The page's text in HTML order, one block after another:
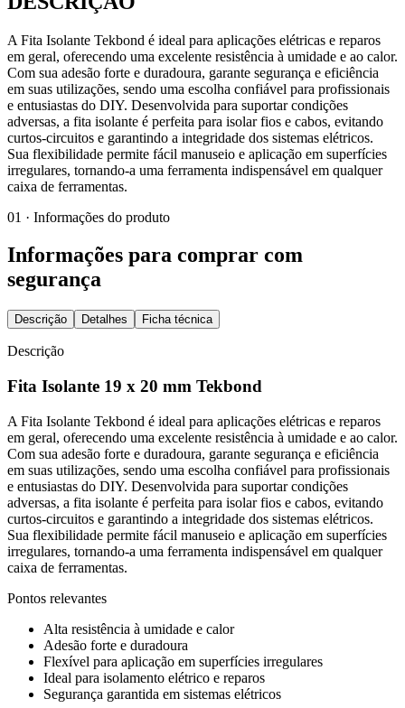
A Fita Isolante Tekbond é ideal para aplicações elétricas e reparos
em geral, oferecendo uma excelente resistência à umidade e ao calor.
Com sua adesão forte e duradoura, garante segurança e eficiência
em suas utilizações, sendo uma escolha confiável para profissionais
e entusiastas do DIY. Desenvolvida para suportar condições
adversas, a fita isolante é perfeita para isolar fios e cabos, evitando
curtos-circuitos e garantindo a integridade dos sistemas elétricos.
Sua flexibilidade permite fácil manuseio e aplicação em superfícies
irregulares, tornando-a uma ferramenta indispensável em qualquer
caixa de ferramentas.
01 · Informações do produto
Informações para comprar com
segurança
Descrição Detalhes Ficha técnica
Descrição
Fita Isolante 19 x 20 mm Tekbond
A Fita Isolante Tekbond é ideal para aplicações elétricas e reparos
em geral, oferecendo uma excelente resistência à umidade e ao calor.
Com sua adesão forte e duradoura, garante segurança e eficiência
em suas utilizações, sendo uma escolha confiável para profissionais
e entusiastas do DIY. Desenvolvida para suportar condições
adversas, a fita isolante é perfeita para isolar fios e cabos, evitando
curtos-circuitos e garantindo a integridade dos sistemas elétricos.
Sua flexibilidade permite fácil manuseio e aplicação em superfícies
irregulares, tornando-a uma ferramenta indispensável em qualquer
caixa de ferramentas.
Pontos relevantes
Alta resistência à umidade e calor
Adesão forte e duradoura
Flexível para aplicação em superfícies irregulares
Ideal para isolamento elétrico e reparos
Segurança garantida em sistemas elétricos